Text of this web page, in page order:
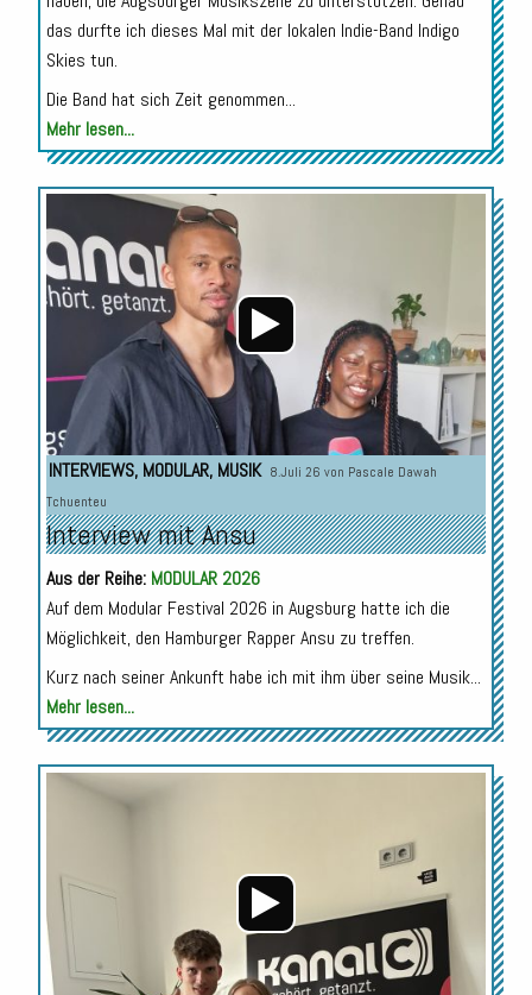
das durfte ich dieses Mal mit der lokalen Indie-Band Indigo
Skies tun.
Die Band hat sich Zeit genommen...
Mehr lesen...
Audio-
Player
INTERVIEWS, MODULAR, MUSIK 8.Juli 26 von Pascale Dawah
Tchuenteu
Interview mit Ansu
Aus der Reihe: MODULAR 2026
Auf dem Modular Festival 2026 in Augsburg hatte ich die
Möglichkeit, den Hamburger Rapper Ansu zu treffen.
Kurz nach seiner Ankunft habe ich mit ihm über seine Musik...
Mehr lesen...
Audio-
Player